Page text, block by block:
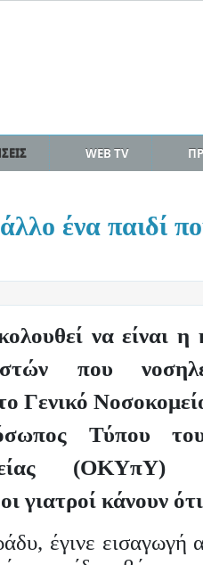
WEB TV
ένα παιδί
να είναι
που
Γενικό
Τύπου του
(ΟΚΥπΥ)
γιατροί κάνουν
έγινε εισαγωγή